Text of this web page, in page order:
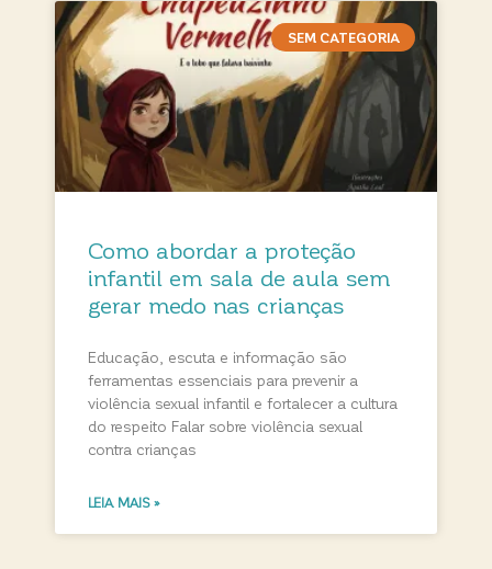
SEM CATEGORIA
Como abordar a proteção
infantil em sala de aula sem
gerar medo nas crianças
Educação, escuta e informação são
ferramentas essenciais para prevenir a
violência sexual infantil e fortalecer a cultura
do respeito Falar sobre violência sexual
contra crianças
LEIA MAIS »